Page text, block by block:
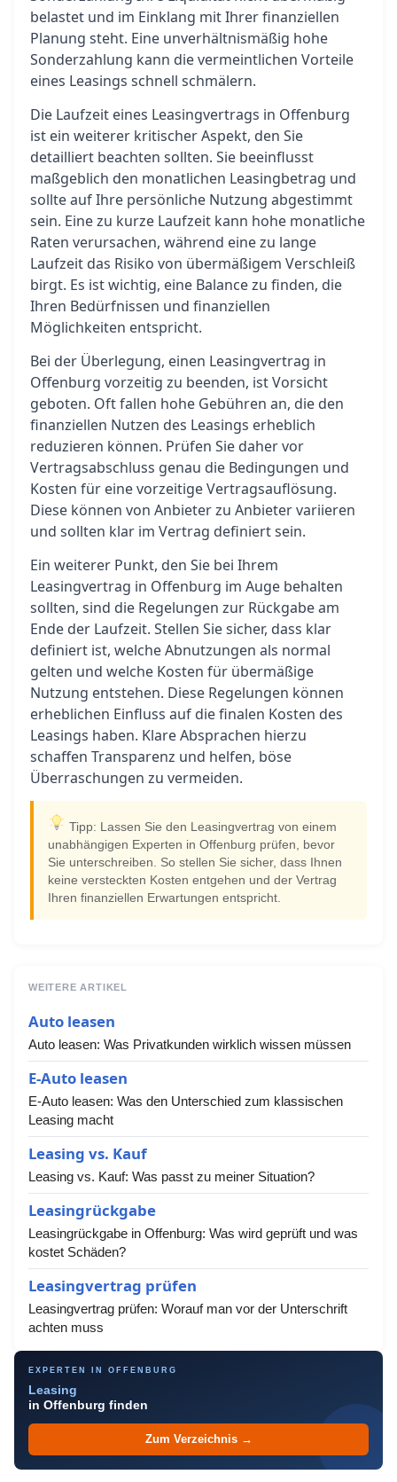
belastet und im Einklang mit Ihrer finanziellen
Planung steht. Eine unverhältnismäßig hohe
Sonderzahlung kann die vermeintlichen Vorteile
eines Leasings schnell schmälern.
Die Laufzeit eines Leasingvertrags in Offenburg
ist ein weiterer kritischer Aspekt, den Sie
detailliert beachten sollten. Sie beeinflusst
maßgeblich den monatlichen Leasingbetrag und
sollte auf Ihre persönliche Nutzung abgestimmt
sein. Eine zu kurze Laufzeit kann hohe monatliche
Raten verursachen, während eine zu lange
Laufzeit das Risiko von übermäßigem Verschleiß
birgt. Es ist wichtig, eine Balance zu finden, die
Ihren Bedürfnissen und finanziellen
Möglichkeiten entspricht.
Bei der Überlegung, einen Leasingvertrag in
Offenburg vorzeitig zu beenden, ist Vorsicht
geboten. Oft fallen hohe Gebühren an, die den
finanziellen Nutzen des Leasings erheblich
reduzieren können. Prüfen Sie daher vor
Vertragsabschluss genau die Bedingungen und
Kosten für eine vorzeitige Vertragsauflösung.
Diese können von Anbieter zu Anbieter variieren
und sollten klar im Vertrag definiert sein.
Ein weiterer Punkt, den Sie bei Ihrem
Leasingvertrag in Offenburg im Auge behalten
sollten, sind die Regelungen zur Rückgabe am
Ende der Laufzeit. Stellen Sie sicher, dass klar
definiert ist, welche Abnutzungen als normal
gelten und welche Kosten für übermäßige
Nutzung entstehen. Diese Regelungen können
erheblichen Einfluss auf die finalen Kosten des
Leasings haben. Klare Absprachen hierzu
schaffen Transparenz und helfen, böse
Überraschungen zu vermeiden.
Tipp: Lassen Sie den Leasingvertrag von einem
unabhängigen Experten in Offenburg prüfen, bevor
Sie unterschreiben. So stellen Sie sicher, dass Ihnen
keine versteckten Kosten entgehen und der Vertrag
Ihren finanziellen Erwartungen entspricht.
WEITERE ARTIKEL
Auto leasen
Auto leasen: Was Privatkunden wirklich wissen müssen
E-Auto leasen
E-Auto leasen: Was den Unterschied zum klassischen
Leasing macht
Leasing vs. Kauf
Leasing vs. Kauf: Was passt zu meiner Situation?
Leasingrückgabe
Leasingrückgabe in Offenburg: Was wird geprüft und was
kostet Schäden?
Leasingvertrag prüfen
Leasingvertrag prüfen: Worauf man vor der Unterschrift
achten muss
EXPERTEN IN OFFENBURG
Leasing
in Offenburg finden
Zum Verzeichnis →